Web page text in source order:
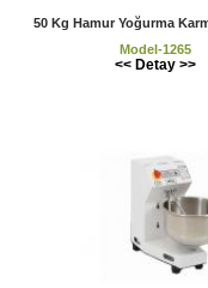
50 Kg Hamur Yoğurma
Model-1265
<< Detay >>